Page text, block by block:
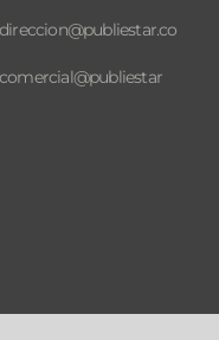
direccion@publiestar.co
comercial@publiestar